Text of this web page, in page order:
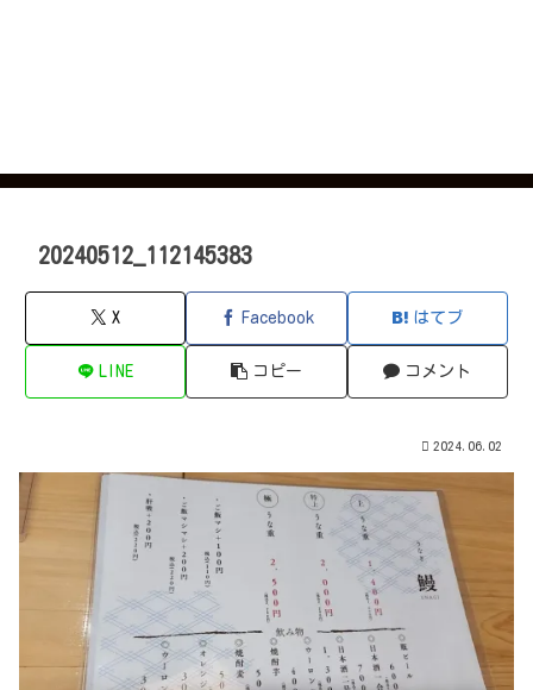
20240512_112145383
X Facebook はてブ
LINE コピー コメント
2024.06.02